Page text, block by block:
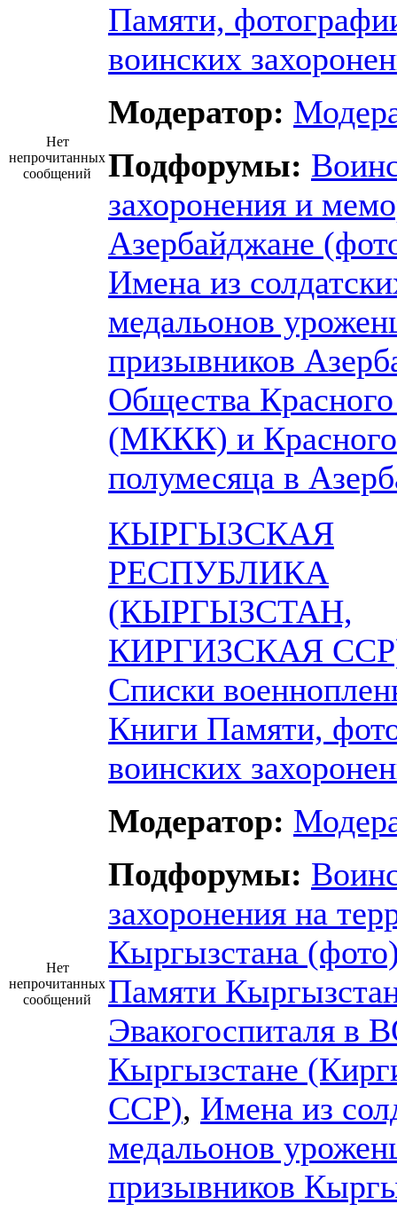
Нет
непрочитанных
сообщений
Памяти,
воинских
Модератор:
Подфорумы:
захоронения и
Азербайджане
Имена из
медальонов
призывников
Общества
(МККК) и Красного
полумесяца в
Нет
непрочитанных
сообщений
КЫРГЫЗСКАЯ
РЕСПУБЛИКА
(КЫРГЫЗСТАН,
КИРГИЗСКАЯ
Списки
Книги Памяти,
воинских
Модератор:
Подфорумы:
захоронения на
Кыргызстана
Памяти
Эвакогоспиталя в
Кыргызстане
ССР), Имена из
медальонов
призывников